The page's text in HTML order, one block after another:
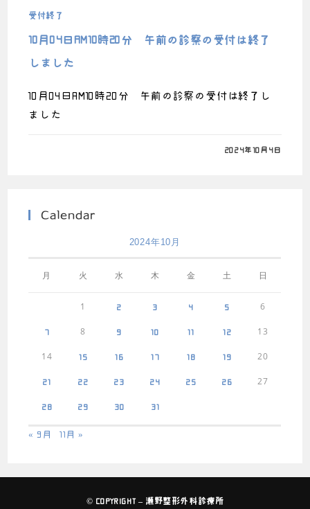
受付終了
10月04日AM10時20分 午前の診察の受付は終了
しました
10月04日AM10時20分 午前の診察の受付は終了し
ました
2024年10月4日
Calendar
2024年10月
月 火 水 木 金 土 日
1 2 3 4 5 6
7 8 9 10 11 12 13
14 15 16 17 18 19 20
21 22 23 24 25 26 27
28 29 30 31
« 9月 11月 »
© COPYRIGHT – 瀬野整形外科診療所